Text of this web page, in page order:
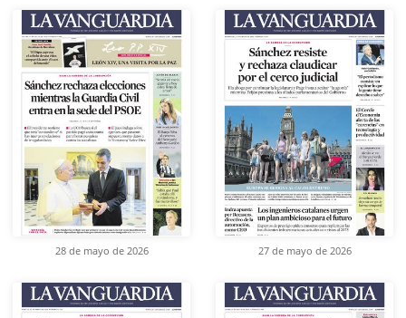
28 de mayo de 2026 27 de mayo de 2026